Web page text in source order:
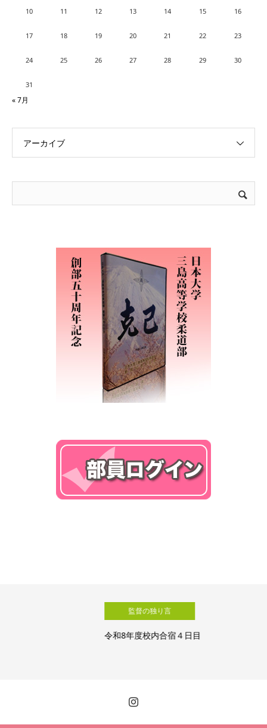
10 11 12 13 14 15 16
17 18 19 20 21 22 23
24 25 26 27 28 29 30
31
« 7月
アーカイブ
令和8年度校内合宿４日目